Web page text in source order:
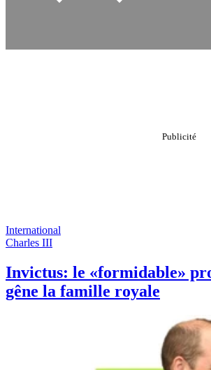
International
Charles III
Invictus: le «formidable»
gêne la famille royale